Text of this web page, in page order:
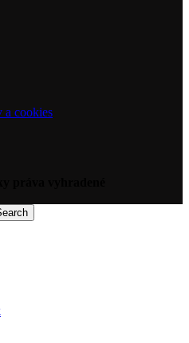
a cookies